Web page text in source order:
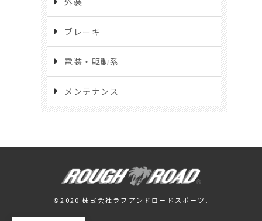
ブレーキ
電装・駆動系
メンテナンス
©2020 株式会社ラフアンドロードスポーツ.